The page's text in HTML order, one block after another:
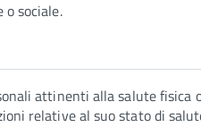
sociale.
attinenti alla salute fisica
relative al suo stato di